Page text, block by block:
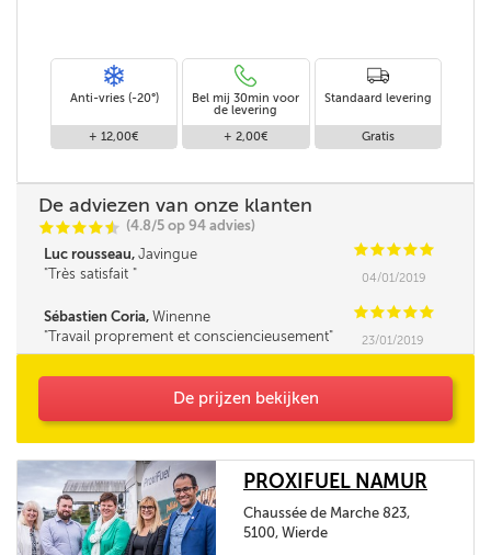
Anti-vries (-20°)
+ 12,00€
Bel mij 30min voor
de levering
+ 2,00€
Standaard levering
Gratis
De adviezen van onze klanten
CCCCi
@ (4.8/5 op 94 advies)
Luc rousseau, Javingue CCCCC
Très satisfait
04/01/2019
Sébastien Coria, Winenne CCCCC
Travail proprement et consciencieusement
23/01/2019
De prijzen bekijken
PROXIFUEL NAMUR
Chaussée de Marche 823,
5100, Wierde